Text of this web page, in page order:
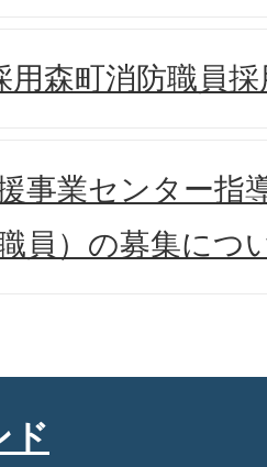
用森町消防職員
事業センター指
員）の募集につ
ド